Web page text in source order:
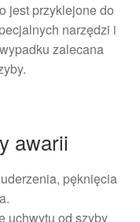
jest przyklejone do
narzędzi i
zalecana
awarii
pęknięcia
uchwytu od szyby